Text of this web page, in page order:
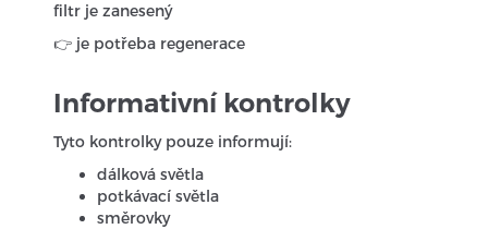
filtr je zanesený
👉 je potřeba regenerace
Informativní kontrolky
Tyto kontrolky pouze informují:
dálková světla
potkávací světla
směrovky